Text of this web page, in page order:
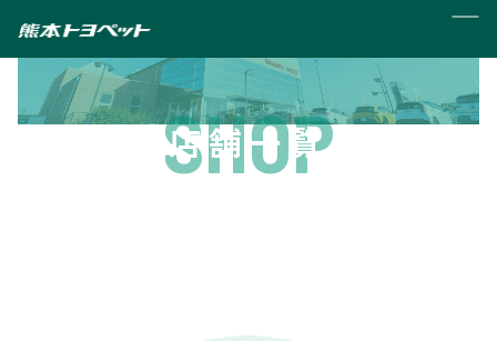
店舗一覧
SHOP